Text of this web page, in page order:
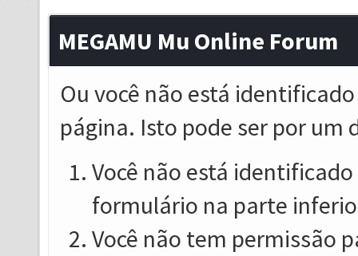
MEGAMU Mu Online Forum
Ou você não está
página. Isto pode ser por um
Você não está
formulário na parte
Você não tem permissão